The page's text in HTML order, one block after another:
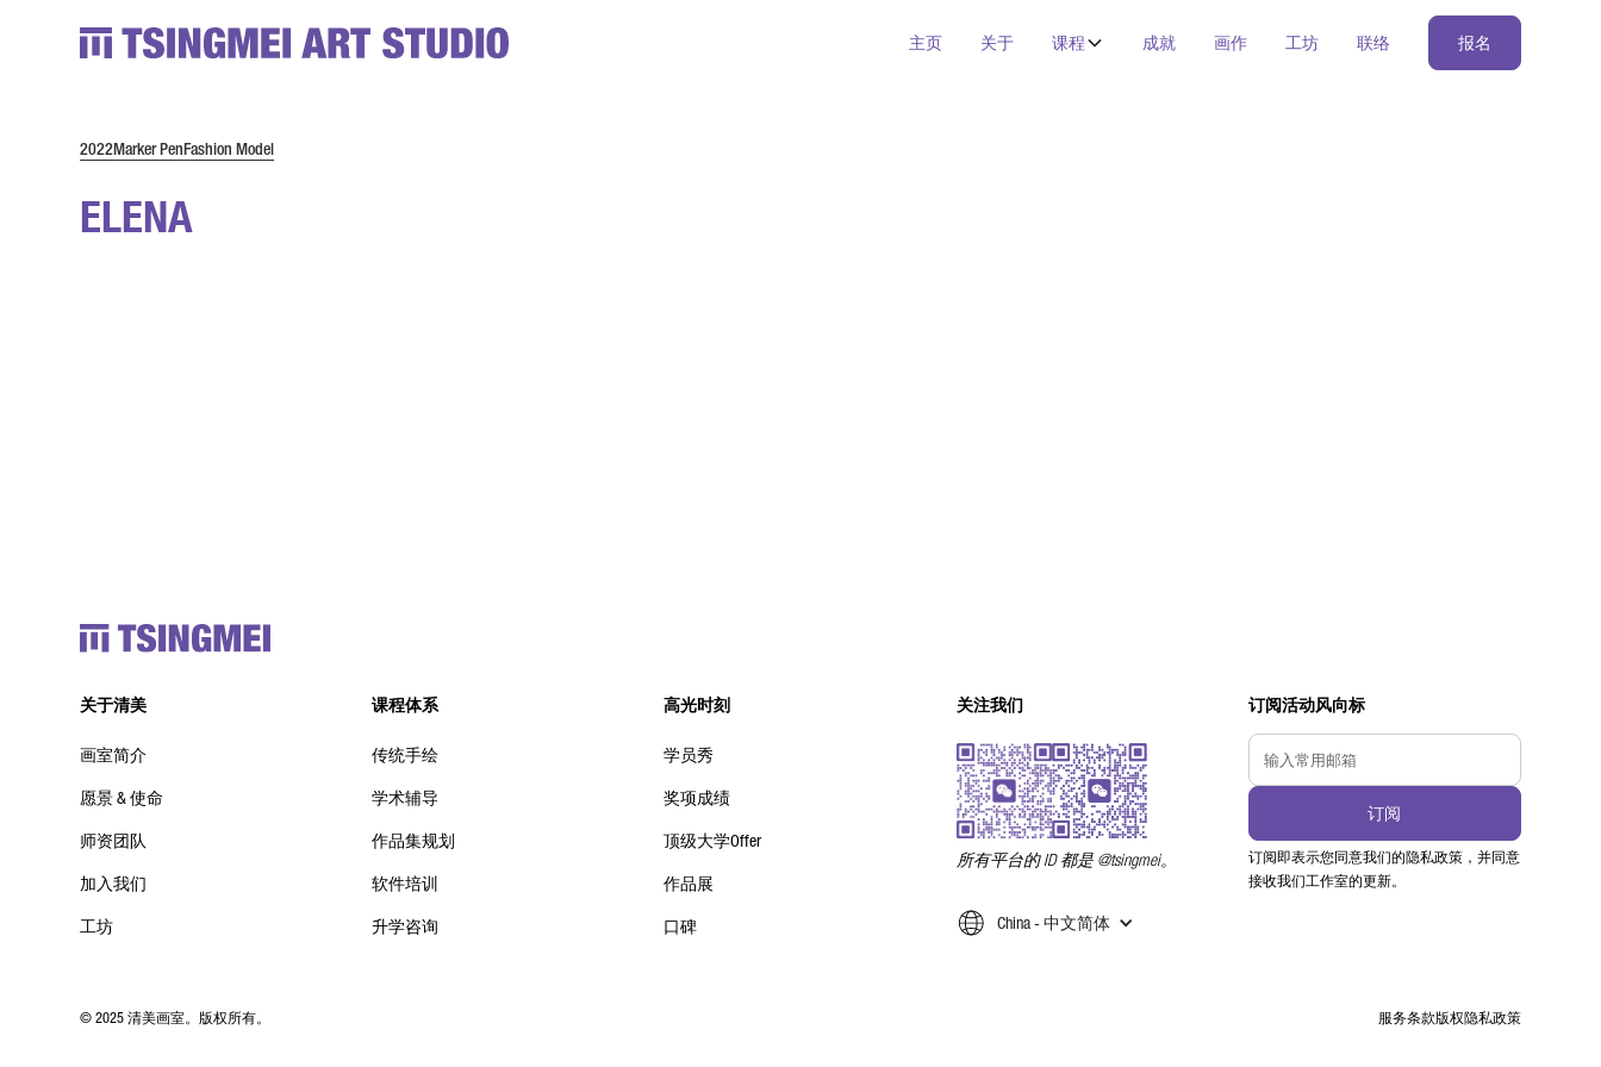
主页 关于 课程 成就 画作 工坊 联络 报名
2022Marker Pen Fashion Model
ELENA
关于清美
画室简介
愿景 & 使命
师资团队
加入我们
工坊
课程体系
传统手绘
学术辅导
作品集规划
软件培训
升学咨询
高光时刻
学员秀
奖项成绩
顶级大学Offer
作品展
口碑
关注我们
所有平台的 ID 都是 @tsingmei。
China - 中文简体
订阅活动风向标
订阅即表示您同意我们的隐私政策，并同意
接收我们工作室的更新。
© 2025 清美画室。版权所有。 服务条款版权隐私政策